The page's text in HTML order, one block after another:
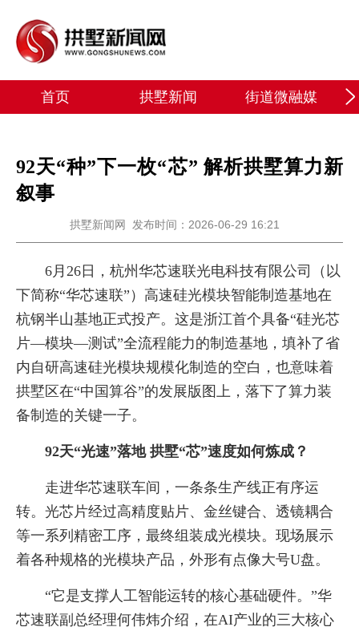
首页 拱墅新闻 街道微融媒
92天“种”下一枚“芯” 解析拱墅算力新
叙事
拱墅新闻网 发布时间：2026-06-29 16:21
6月26日，杭州华芯速联光电科技有限公司（以
下简称“华芯速联”）高速硅光模块智能制造基地在
杭钢半山基地正式投产。这是浙江首个具备“硅光芯
片—模块—测试”全流程能力的制造基地，填补了省
内自研高速硅光模块规模化制造的空白，也意味着
拱墅区在“中国算谷”的发展版图上，落下了算力装
备制造的关键一子。
92天“光速”落地 拱墅“芯”速度如何炼成？
走进华芯速联车间，一条条生产线正有序运
转。光芯片经过高精度贴片、金丝键合、透镜耦合
等一系列精密工序，最终组装成光模块。现场展示
着各种规格的光模块产品，外形有点像大号U盘。
“它是支撑人工智能运转的核心基础硬件。”华
芯速联副总经理何伟炜介绍，在AI产业的三大核心